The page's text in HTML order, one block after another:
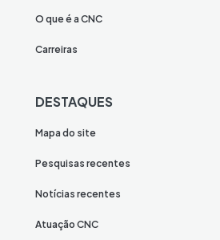
O que é a CNC
Carreiras
DESTAQUES
Mapa do site
Pesquisas recentes
Notícias recentes
Atuação CNC